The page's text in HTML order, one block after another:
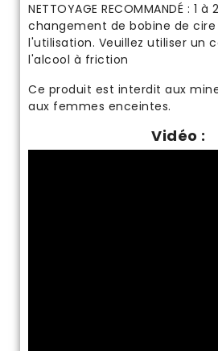
NETTOYAGE RECOMMANDÉ : 1
changement de bobine de cire
l'utilisation. Veuillez utiliser un
l'alcool à friction
Ce produit est interdit aux
aux femmes enceintes.
Vidéo :